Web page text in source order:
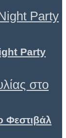
Party
Φεστιβάλ